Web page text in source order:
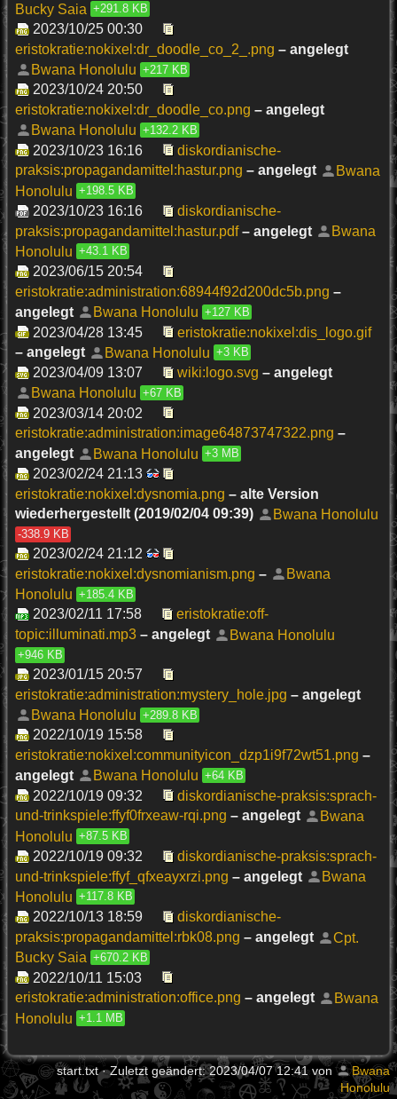
Bucky Saia +291.8 KB
2023/10/25 00:30
eristokratie:nokixel:dr_doodle_co_2_.png – angelegt
Bwana Honolulu +217 KB
2023/10/24 20:50
eristokratie:nokixel:dr_doodle_co.png – angelegt
Bwana Honolulu +132.2 KB
2023/10/23 16:16
diskordianische-
praksis:propagandamittel:hastur.png – angelegt
Bwana
Honolulu +198.5 KB
2023/10/23 16:16
diskordianische-
praksis:propagandamittel:hastur.pdf – angelegt
Bwana
Honolulu +43.1 KB
2023/06/15 20:54
eristokratie:administration:68944f92d200dc5b.png –
angelegt
Bwana Honolulu +127 KB
2023/04/28 13:45
eristokratie:nokixel:dis_logo.gif
– angelegt
Bwana Honolulu +3 KB
2023/04/09 13:07 wiki:logo.svg – angelegt
Bwana Honolulu +67 KB
2023/03/14 20:02
eristokratie:administration:image64873747322.png –
angelegt
Bwana Honolulu +3 MB
2023/02/24 21:13
eristokratie:nokixel:dysnomia.png – alte Version
wiederhergestellt (2019/02/04 09:39)
Bwana Honolulu
-338.9 KB
2023/02/24 21:12
eristokratie:nokixel:dysnomianism.png –
Bwana
Honolulu +185.4 KB
2023/02/11 17:58
eristokratie:off-
topic:illuminati.mp3 – angelegt Bwana Honolulu
+946 KB
2023/01/15 20:57
eristokratie:administration:mystery_hole.jpg – angelegt
Bwana Honolulu +289.8 KB
2022/10/19 15:58
eristokratie:nokixel:communityicon_dzp1i9f72wt51.png –
angelegt
Bwana Honolulu +64 KB
2022/10/19 09:32
diskordianische-praksis:sprach-
und-trinkspiele:ffyf0frxeaw-rqi.png – angelegt
Bwana
Honolulu +87.5 KB
2022/10/19 09:32
diskordianische-praksis:sprach-
und-trinkspiele:ffyf_qfxeayxrzi.png – angelegt
Bwana
Honolulu +117.8 KB
2022/10/13 18:59
diskordianische-
praksis:propagandamittel:rbk08.png – angelegt
Cpt.
Bucky Saia +670.2 KB
2022/10/11 15:03
eristokratie:administration:office.png – angelegt
Bwana
Honolulu +1.1 MB
start.txt· Zuletzt geändert: 2023/04/07 12:41 von
Bwana
Honolulu